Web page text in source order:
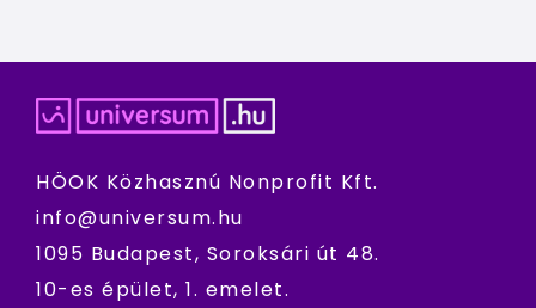
HÖOK Közhasznú Nonprofit Kft.
info@universum.hu
1095 Budapest, Soroksári út 48.
10-es épület, 1. emelet.